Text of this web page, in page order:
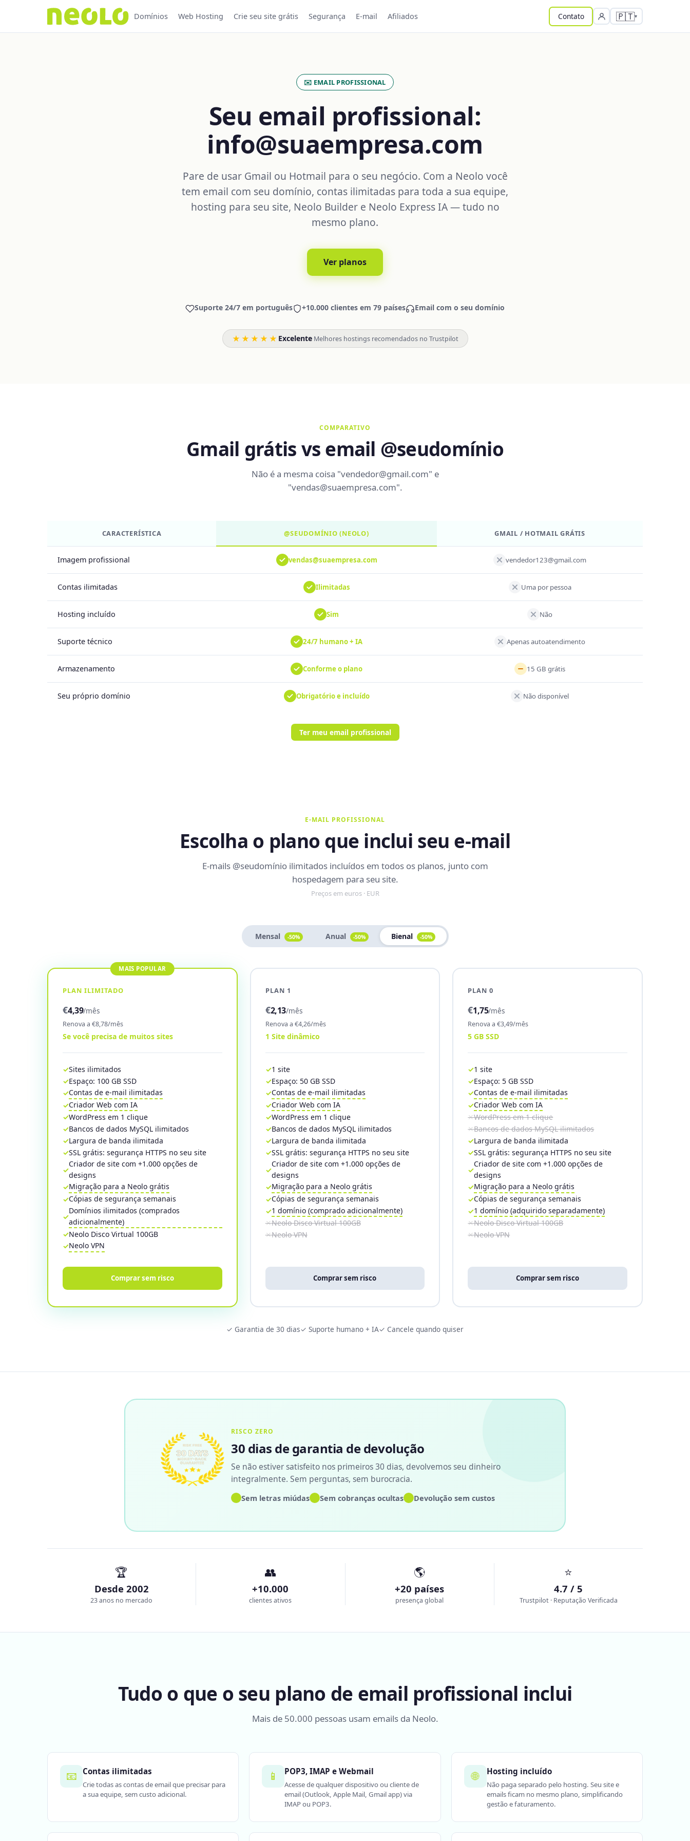
Domínios Web Hosting Crie seu site grátis Segurança E-mail Afiliados Contato 🇵🇹
✉️ EMAIL PROFISSIONAL
Seu email profissional:
info@suaempresa.com
Pare de usar Gmail ou Hotmail para o seu negócio. Com a Neolo você
tem email com seu domínio, contas ilimitadas para toda a sua equipe,
hosting para seu site, Neolo Builder e Neolo Express IA — tudo no
mesmo plano.
Ver planos
Suporte 24/7 em português +10.000 clientes em 79 países Email com o seu domínio
★★★★★ Excelente· Melhores hostings recomendados no Trustpilot
COMPARATIVO
Gmail grátis vs email @seudomínio
Não é a mesma coisa "vendedor@gmail.com" e
"vendas@suaempresa.com".
CARACTERÍSTICA @SEUDOMÍNIO (NEOLO) GMAIL / HOTMAIL GRÁTIS
Imagem profissional vendas@suaempresa.com vendedor123@gmail.com
Contas ilimitadas Ilimitadas Uma por pessoa
Hosting incluído Sim Não
Suporte técnico 24/7 humano + IA Apenas autoatendimento
Armazenamento Conforme o plano 15 GB grátis
Seu próprio domínio Obrigatório e incluído Não disponível
Ter meu email profissional
E-MAIL PROFISSIONAL
Escolha o plano que inclui seu e-mail
E-mails @seudomínio ilimitados incluídos em todos os planos, junto com
hospedagem para seu site.
Preços em euros · EUR
Mensal -50% Anual -50% Bienal -50%
PLAN ILIMITADO
€4,39/mês
Renova a €8,78/mês
Se você precisa de muitos sites
Sites ilimitados
Espaço: 100 GB SSD
Contas de e-mail ilimitadas
Criador Web com IA
WordPress em 1 clique
Bancos de dados MySQL ilimitados
Largura de banda ilimitada
SSL grátis: segurança HTTPS no seu site
Criador de site com +1.000 opções de
designs
Migração para a Neolo grátis
Cópias de segurança semanais
Domínios ilimitados (comprados
adicionalmente)
Neolo Disco Virtual 100GB
Neolo VPN
Comprar sem risco
PLAN 1
€2,13/mês
Renova a €4,26/mês
1 Site dinâmico
1 site
Espaço: 50 GB SSD
Contas de e-mail ilimitadas
Criador Web com IA
WordPress em 1 clique
Bancos de dados MySQL ilimitados
Largura de banda ilimitada
SSL grátis: segurança HTTPS no seu site
Criador de site com +1.000 opções de
designs
Migração para a Neolo grátis
Cópias de segurança semanais
1 domínio (comprado adicionalmente)
Neolo Disco Virtual 100GB
Neolo VPN
Comprar sem risco
PLAN 0
€1,75/mês
Renova a €3,49/mês
5 GB SSD
1 site
Espaço: 5 GB SSD
Contas de e-mail ilimitadas
Criador Web com IA
WordPress em 1 clique
Bancos de dados MySQL ilimitados
Largura de banda ilimitada
SSL grátis: segurança HTTPS no seu site
Criador de site com +1.000 opções de
designs
Migração para a Neolo grátis
Cópias de segurança semanais
1 domínio (adquirido separadamente)
Neolo Disco Virtual 100GB
Neolo VPN
Comprar sem risco
✓ Garantia de 30 dias✓ Suporte humano + IA✓ Cancele quando quiser
RISCO ZERO
30 dias de garantia de devolução
Se não estiver satisfeito nos primeiros 30 dias, devolvemos seu dinheiro
integralmente. Sem perguntas, sem burocracia.
✓Sem letras miúdas✓Sem cobranças ocultas✓ Devolução sem custos
🏆
Desde 2002
23 anos no mercado
👥
+10.000
clientes ativos
🌎
+20 países
presença global
⭐
4.7 / 5
Trustpilot · Reputação Verificada
Tudo o que o seu plano de email profissional inclui
Mais de 50.000 pessoas usam emails da Neolo.
📧 Contas ilimitadas
Crie todas as contas de email que precisar para
a sua equipe, sem custo adicional.
📱 POP3, IMAP e Webmail
Acesse de qualquer dispositivo ou cliente de
email (Outlook, Apple Mail, Gmail app) via
IMAP ou POP3.
🌐 Hosting incluído
Não paga separado pelo hosting. Seu site e
emails ficam no mesmo plano, simplificando
gestão e faturamento.